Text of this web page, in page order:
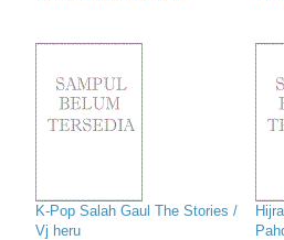
K-Pop Salah Gaul The Stories /
Vj heru